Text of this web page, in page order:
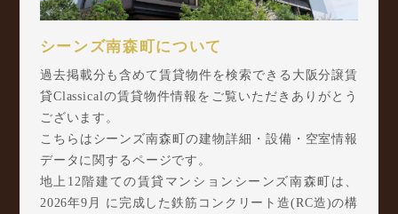
シーンズ南森町について
過去掲載分も含めて賃貸物件を検索できる大阪分譲賃
貸Classicalの賃貸物件情報をご覧いただきありがとう
ございます。
こちらはシーンズ南森町の建物詳細・設備・空室情報
データに関するページです。
地上12階建ての賃貸マンションシーンズ南森町は、
2026年9月 に完成した鉄筋コンクリート造(RC造)の構